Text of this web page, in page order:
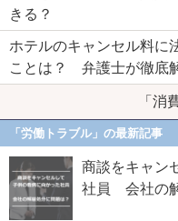
きる？
ホテルのキャンセル料
ことは？ 弁護士が徹底
「消
「労働トラブル」の最新記事
商談をキャン
社員 会社の